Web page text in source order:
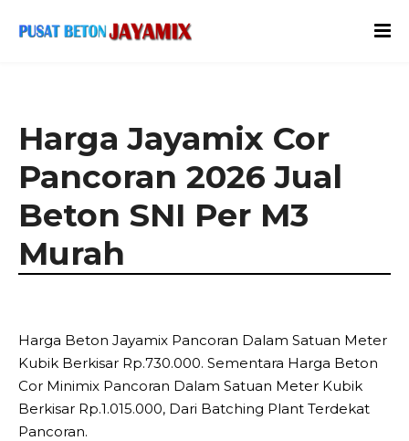
Harga Jayamix Cor
Pancoran 2026 Jual
Beton SNI Per M3
Murah
Harga Beton Jayamix Pancoran Dalam Satuan Meter
Kubik Berkisar Rp.730.000. Sementara Harga Beton
Cor Minimix Pancoran Dalam Satuan Meter Kubik
Berkisar Rp.1.015.000, Dari Batching Plant Terdekat
Pancoran.